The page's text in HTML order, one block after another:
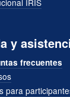
y
frecuentes
para